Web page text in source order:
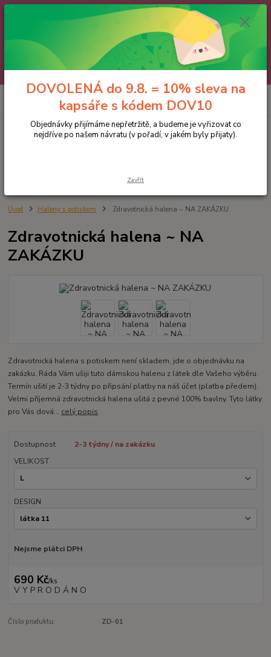
🌼 DOVOLENÁ do 9.8. 🌼
Jakmile se vrátíme, všechny objednávky, e-maily i telefonáty vyřídíme
postupně - v pořadí, v jakém nám přišly. Děkujeme za trpělivost.
A abychom vám čekání trochu zpříjemnili: doprava ZDARMA nad 700 Kč
a 10% sleva na kapsáře 😊 Slevový kód: DOV10
Menu
0
Úvod Haleny s potiskem Zdravotnická halena ~ NA ZAKÁZKU
Zdravotnická halena ~ NA
ZAKÁZKU
Zdravotnická halena s potiskem není skladem, jde o objednávku na
zakázku. Ráda Vám ušiji tuto dámskou halenu z látek dle Vašeho výběru.
Termín ušití je 2-3 týdny po připsání platby na náš účet (platba předem).
Velmi příjemná zdravotnická halena ušitá z pevné 100% bavlny. Tyto látky
pro Vás dová... celý popis
Dostupnost
2-3 týdny / na zakázku
VELIKOST
DESIGN
Nejsme plátci DPH
690 Kč/ks
V Y P R O D Á N O
Číslo produktu: ZD-01
DOVOLENÁ do 9.8. = 10% sleva na
kapsáře s kódem DOV10
Objednávky přijímáme nepřetržitě, a budeme je vyřizovat co
nejdříve po našem návratu (v pořadí, v jakém byly přijaty).
Zavřít